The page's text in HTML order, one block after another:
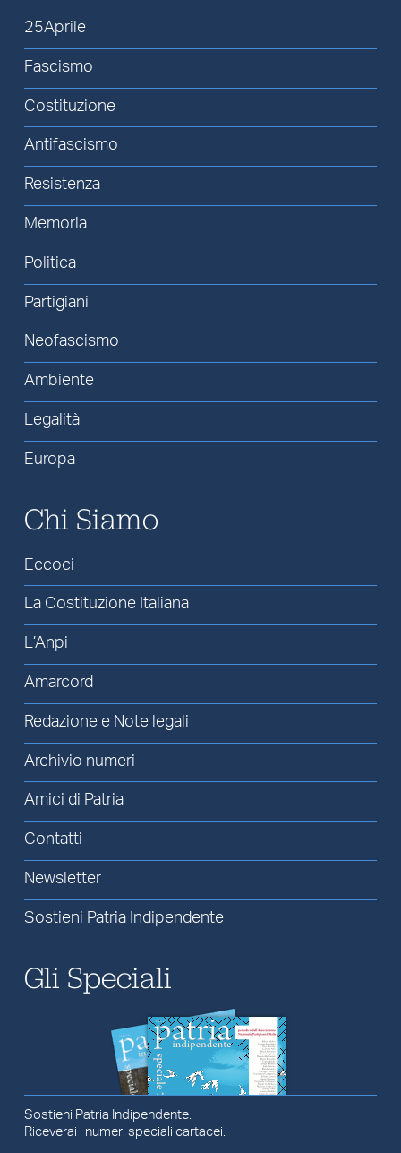
25Aprile
Fascismo
Costituzione
Antifascismo
Resistenza
Memoria
Politica
Partigiani
Neofascismo
Ambiente
Legalità
Europa
Chi Siamo
Eccoci
La Costituzione Italiana
L’Anpi
Amarcord
Redazione e Note legali
Archivio numeri
Amici di Patria
Contatti
Newsletter
Sostieni Patria Indipendente
Gli Speciali
Sostieni Patria Indipendente.
Riceverai i numeri speciali cartacei.